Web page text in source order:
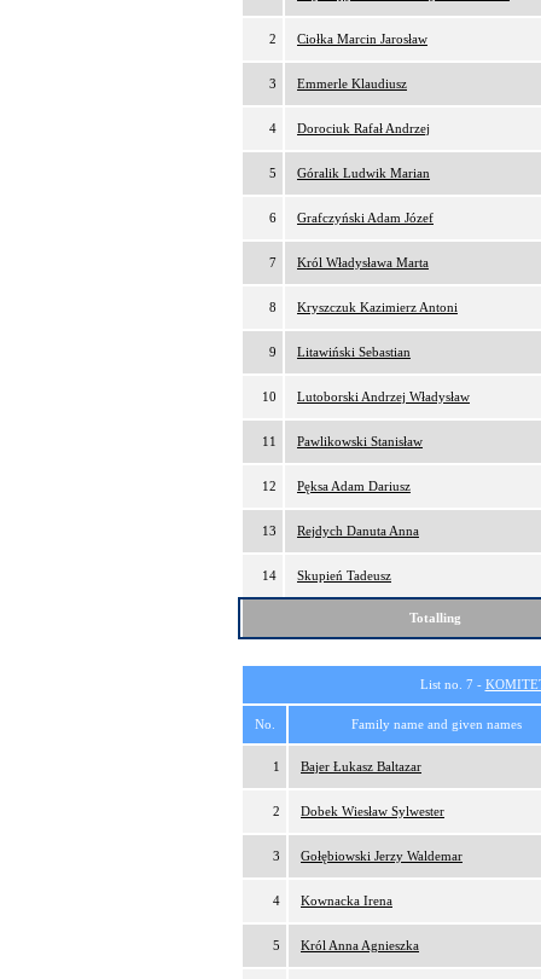
2 Ciołka Marcin Jarosław
3 Emmerle Klaudiusz
4 Dorociuk Rafał Andrzej
5 Góralik Ludwik Marian
6 Grafczyński Adam Józef
7 Król Władysława Marta
8 Kryszczuk Kazimierz Antoni
9 Litawiński Sebastian
10 Lutoborski Andrzej Władysław
11 Pawlikowski Stanisław
12 Pęksa Adam Dariusz
13 Rejdych Danuta Anna
14 Skupień Tadeusz
Totalling
List no. 7 -
No. Family name and given names
1 Bajer Łukasz Baltazar
2 Dobek Wiesław Sylwester
3 Gołębiowski Jerzy Waldemar
4 Kownacka Irena
5 Król Anna Agnieszka